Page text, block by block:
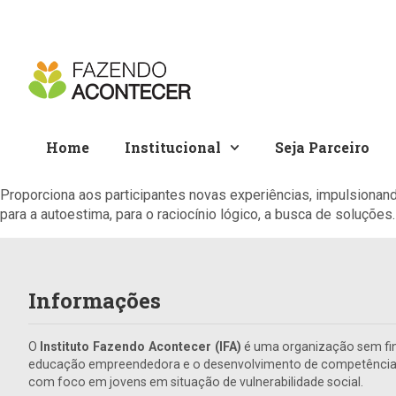
Home Institucional Seja Parceiro
Proporciona aos participantes novas experiências,
para a autoestima, para o raciocínio lógico, a busca de
Informações
O Instituto Fazendo Acontecer (IFA) é uma organização sem
educação empreendedora e o desenvolvimento de
com foco em jovens em situação de vulnerabilidade social.